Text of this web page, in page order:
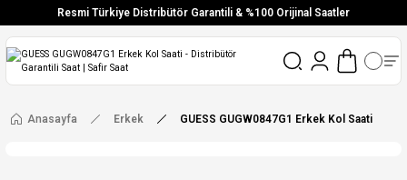
Resmi Türkiye Distribütör Garantili & %100 Orijinal Saatler
Vade Farksız 6 Taksit
Ücretsiz Kargo
Anasayfa Erkek GUESS GUGW0847G1 Erkek Kol Saati